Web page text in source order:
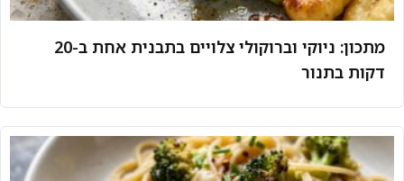
מתכון: ניוקי וברוקולי צלויים בתבנית אחת ב-20
דקות בתנור